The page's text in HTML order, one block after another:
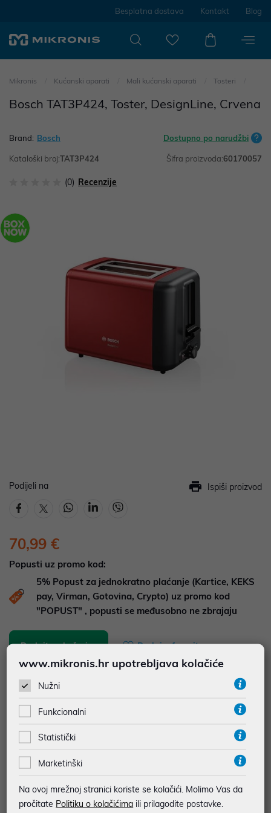
Besplatna dostava Kontakt Blog
Mikronis Kućanski aparati Mali kućanski aparati Tosteri
Bosch TAT3P424, Toster, DesignLine, Crvena
Brand: Bosch Dostupno po narudžbi
Kataloški broj:TAT3P424 Šifra proizvoda:60170057
(0) Recenzije
Podijeli na Ispiši proizvod
70,99 €
Popusti uz promo kod:
5% Popust za jednokratno plaćanje (Kartice, KEKS
pay, Virman, Gotovina, Crypto) uz promo kod
"POPUST" , popusti se međusobno ne zbrajaju
Dodajte u košaricu Dodaj u favorite
JAMSTVO 24 MJ.
BESPLATNA DOSTAVA ZA NARUDŽBE IZNAD 66,36€
www.mikronis.hr upotrebljava kolačiće
Nužni
Funkcionalni
Statistički
Marketinški
Na ovoj mrežnoj stranici koriste se kolačići. Molimo Vas da
pročitate Politiku o kolačićima ili prilagodite postavke.